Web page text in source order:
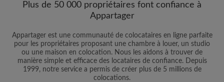
Plus de 50 000 propriétaires font confiance à
Appartager
Appartager est une communauté de colocataires en ligne parfaite
pour les propriétaires proposant une chambre à louer, un studio
ou une maison en colocation. Nous les aidons à trouver de
manière simple et efficace des locataires de confiance. Depuis
1999, notre service a permis de créer plus de 5 millions de
colocations.